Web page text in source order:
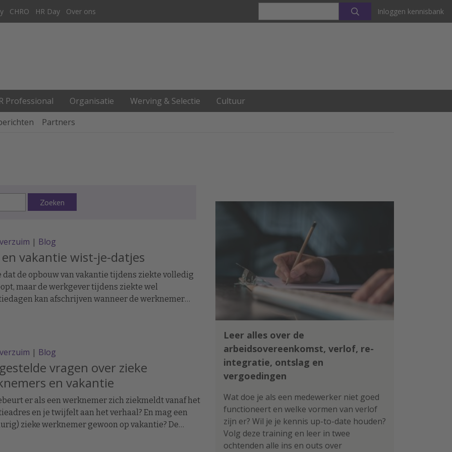
CHRO HR Day Over ons Inloggen kennisbank
Professional Organisatie Werving & Selectie
Cultuur
Partners
Zoeken
| Blog
vakantie wist-je-datjes
dat de opbouw van vakantie tijdens ziekte volledig
maar de werkgever tijdens ziekte wel
kan afschrijven wanneer de werknemer
op loon (bijvoorbeeld omdat hij zijn re-
niet nakomt) hij ook geen/minder
opbouwt; dagen waarop de werknemer
vastgestelde vakantie ziek is, NIET als vakantie
| Blog
vragen over zieke
en vakantie
er als een werknemer zich ziekmeldt vanaf het
en je twijfelt aan het verhaal? En mag een
zieke werknemer gewoon op vakantie? De
Leer alles over de
arbeidsovereenkomst, verlof, re-
integratie, ontslag en
vergoedingen
Wat doe je als een medewerker niet goed
functioneert en welke vormen van verlof
zijn er? Wil je je kennis up-to-date houden?
Volg deze training en leer in twee
ochtenden alle ins en outs over